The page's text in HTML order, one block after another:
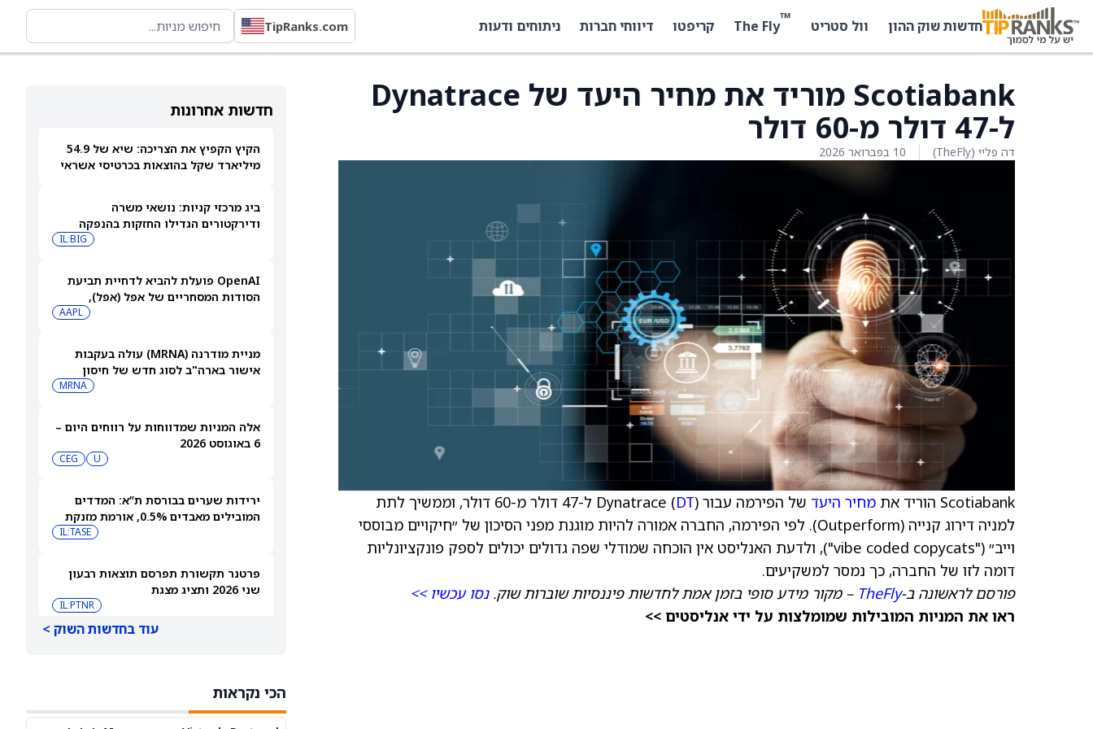
חדשות שוק ההון וול סטריט ™
The Fly קריפטו דיווחי חברות ניתוחים ודעות TipRanks.com
חדשות אחרונות
הקיץ הקפיץ את הצריכה: שיא של 54.9
מיליארד שקל בהוצאות בכרטיסי אשראי
ביג מרכזי קניות: נושאי משרה
ודירקטורים הגדילו החזקות בהנפקה
IL:BIG
OpenAI פועלת להביא לדחיית תביעת
הסודות המסחריים של אפל (אפל),
שאותה כינתה "רשלנית, אגרסיבית AAPL
מניית מודרנה (MRNA) עולה בעקבות
אישור בארה"ב לסוג חדש של חיסון
MRNA
אלה המניות שמדווחות על רווחים היום –
6 באוגוסט 2026
U
CEG
ירידות שערים בבורסת ת”א: המדדים
המובילים מאבדים 0.5%, אורמת מזנקת
IL:TASE
פרטנר תקשורת תפרסם תוצאות רבעון
שני 2026 ותציג מצגת
IL:PTNR
אאורה השקעות זכתה בפרויקט
עוד בחדשות השוק >
הכי נקראות
Scotiabank מוריד את מחיר היעד של Dynatrace
ל-47 דולר מ-60 דולר
דה פליי (TheFly) 10 בפברואר 2026
Scotiabank הוריד את מחיר היעד של הפירמה עבור Dynatrace ( DT
) ל-47 דולר מ-60 דולר, וממשיך לתת
למניה דירוג קנייה (Outperform). לפי הפירמה, החברה אמורה להיות מוגנת מפני הסיכון של ״חיקויים מבוססי
וייב״ ("vibe coded copycats"), ולדעת האנליסט אין הוכחה שמודלי שפה גדולים יכולים לספק פונקציונליות
דומה לזו של החברה, כך נמסר למשקיעים.
פורסם לראשונה ב-TheFly – מקור מידע סופי בזמן אמת לחדשות פיננסיות שוברות שוק.נסו עכשיו >>
ראו את המניות המובילות שמומלצות על ידי אנליסטים >>